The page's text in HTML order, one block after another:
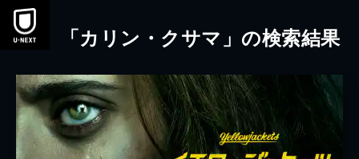
本文へスキップ
「カリン・クサマ」の検索結果